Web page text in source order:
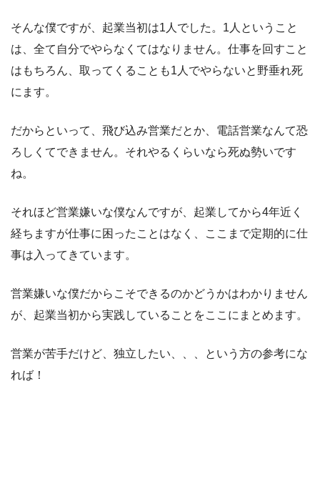
そんな僕ですが、起業当初は1人でした。1人ということ
は、全て自分でやらなくてはなりません。仕事を回すこと
はもちろん、取ってくることも1人でやらないと野垂れ死
にます。
だからといって、飛び込み営業だとか、電話営業なんて恐
ろしくてできません。それやるくらいなら死ぬ勢いです
ね。
それほど営業嫌いな僕なんですが、起業してから4年近く
経ちますが仕事に困ったことはなく、ここまで定期的に仕
事は入ってきています。
営業嫌いな僕だからこそできるのかどうかはわかりません
が、起業当初から実践していることをここにまとめます。
営業が苦手だけど、独立したい、、、という方の参考にな
れば！